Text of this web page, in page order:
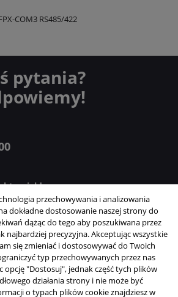
COM3 RS485/422
pytania?
M.KARLIŃSKI
przechowywania i analizowania
dokładne dostosowanie naszej strony do
dążąc do tego aby poszukiwana przez
najbardziej precyzyjna. Akceptując wszystkie
się zmieniać i dostosowywać do Twoich
typ przechowywanych przez nas
opcję "Dostosuj", jednak część tych plików
działania strony i nie może być
o typach plików cookie znajdziesz w